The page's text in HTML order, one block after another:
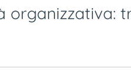
organizzativa: